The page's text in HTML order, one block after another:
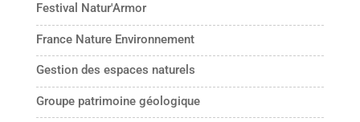
Festival Natur'Armor
France Nature Environnement
Gestion des espaces naturels
Groupe patrimoine géologique